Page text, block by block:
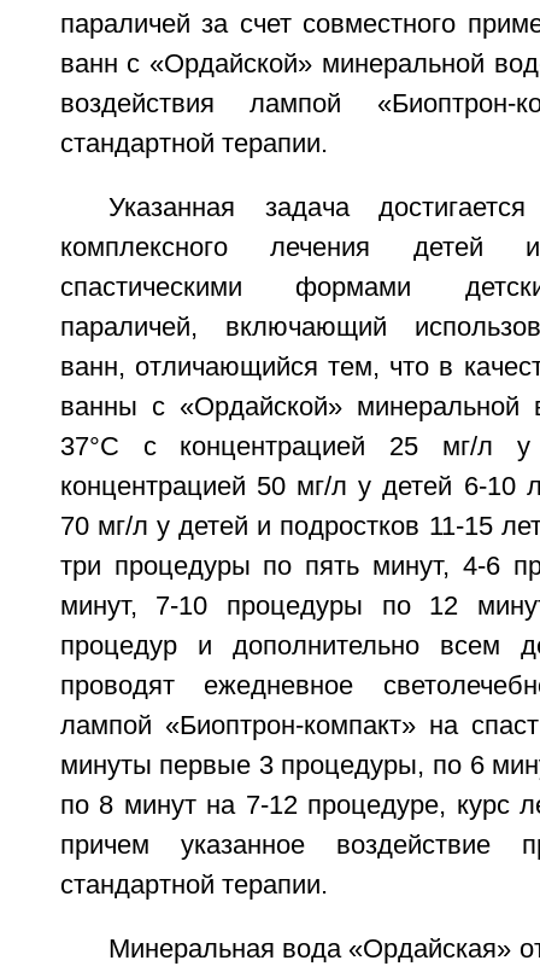
параличей за счет совместного
ванн с «Ордайской» минеральной
воздействия лампой
стандартной терапии.
Указанная задача
комплексного лечения детей
спастическими формами
параличей, включающий
ванн, отличающийся тем, что в
ванны с «Ордайской» минеральной
37°C с концентрацией 25 мг/л
концентрацией 50 мг/л у детей 6-10
70 мг/л у детей и подростков 11-15
три процедуры по пять минут, 4-6
минут, 7-10 процедуры по 12
процедур и дополнительно всем
проводят ежедневное
лампой «Биоптрон-компакт» на
минуты первые 3 процедуры, по 6
по 8 минут на 7-12 процедуре, курс
причем указанное воздействие
стандартной терапии.
Минеральная вода «Ордайская»